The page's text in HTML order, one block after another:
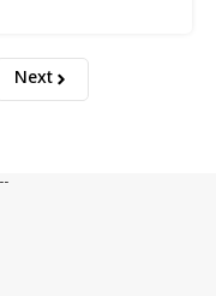
Next